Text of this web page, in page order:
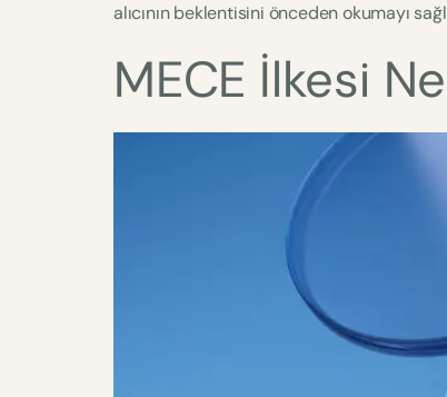
alıcının beklentisini önceden okumayı
MECE İlkesi